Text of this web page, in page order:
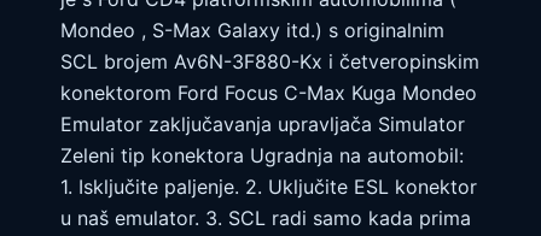
Mondeo , S-Max Galaxy itd.) s originalnim
SCL brojem Av6N-3F880-Kx i četveropinskim
konektorom Ford Focus C-Max Kuga Mondeo
Emulator zaključavanja upravljača Simulator
Zeleni tip konektora Ugradnja na automobil:
1. Isključite paljenje. 2. Uključite ESL konektor
u naš emulator. 3. SCL radi samo kada prima